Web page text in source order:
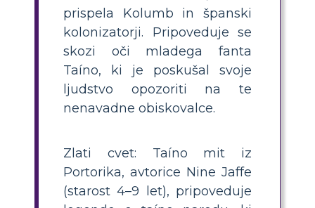
prispela Kolumb in španski
kolonizatorji. Pripoveduje se
skozi oči mladega fanta
Taíno, ki je poskušal svoje
ljudstvo opozoriti na te
nenavadne obiskovalce.
Zlati cvet: Taíno mit iz
Portorika, avtorice Nine Jaffe
(starost 4–9 let), pripoveduje